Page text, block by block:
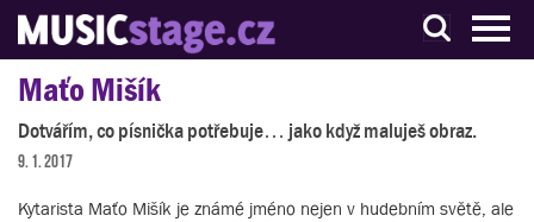
S muzikanty pro muzikanty
Maťo Mišík
Dotvářím, co písnička potřebuje… jako když maluješ obraz.
9. 1. 2017
Kytarista Maťo Mišík je známé jméno nejen v hudebním světě, ale